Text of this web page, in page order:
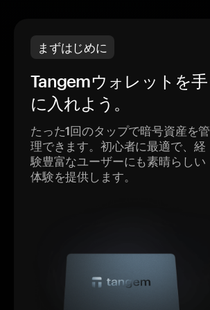
まずはじめに
Tangemウォレットを手
に入れよう。
たった1回のタップで暗号資産を管
理できます。初心者に最適で、経
験豊富なユーザーにも素晴らしい
体験を提供します。